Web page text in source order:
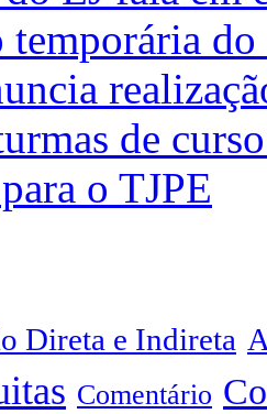
temporária
de
o TJPE
Direta e Indireta
Comentário